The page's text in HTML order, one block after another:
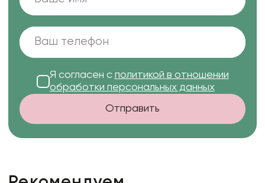
Я согласен с политикой в отношении
обработки персональных данных
Отправить